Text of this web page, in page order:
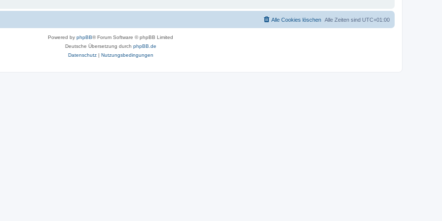
Alle Zeiten sind UTC+01:00
Alle Cookies löschen
Powered by phpBB® Forum Software © phpBB Limited
Deutsche Übersetzung durch phpBB.de
Datenschutz| Nutzungsbedingungen